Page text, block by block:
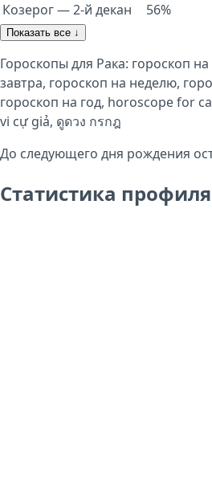
Козерог — 2-й декан
56%
Показать все ↓
Гороскопы для Рака: гороскоп на
завтра, гороскоп на неделю,
гороскоп на год, horoscope for
vi cự giả, ดูดวง กรกฎ
До следующего дня рождения
Статистика профиля